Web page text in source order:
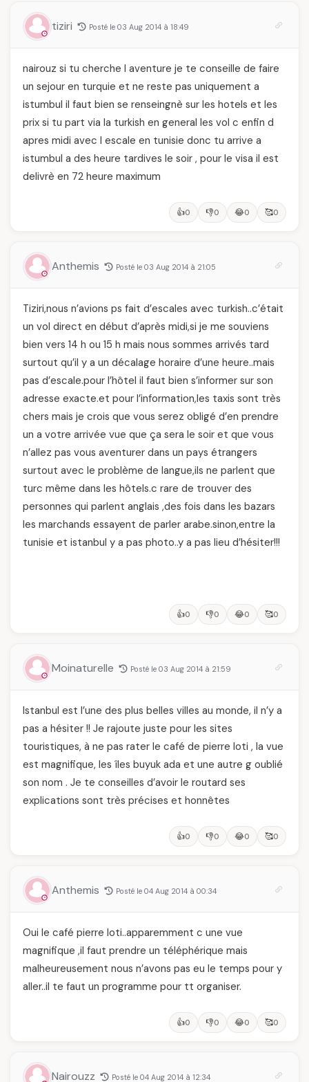
tiziri Posté le 03 Aug 2014 à 18:49
nairouz si tu cherche l aventure je te conseille de faire
un sejour en turquie et ne reste pas uniquement a
istumbul il faut bien se renseingnè sur les hotels et les
prix si tu part via la turkish en general les vol c enfin d
apres midi avec l escale en tunisie donc tu arrive a
istumbul a des heure tardives le soir , pour le visa il est
delivrè en 72 heure maximum
👍0 👎0 😂0 🥰0
Anthemis Posté le 03 Aug 2014 à 21:05
Tiziri,nous n’avions ps fait d’escales avec turkish..c’était
un vol direct en début d’après midi,si je me souviens
bien vers 14 h ou 15 h mais nous sommes arrivés tard
surtout qu’il y a un décalage horaire d’une heure..mais
pas d’escale.pour l’hôtel il faut bien s’informer sur son
adresse exacte.et pour l’information,les taxis sont très
chers mais je crois que vous serez obligé d’en prendre
un a votre arrivée vue que ça sera le soir et que vous
n’allez pas vous aventurer dans un pays étrangers
surtout avec le problème de langue,ils ne parlent que
turc même dans les hôtels.c rare de trouver des
personnes qui parlent anglais ,des fois dans les bazars
les marchands essayent de parler arabe.sinon,entre la
tunisie et istanbul y a pas photo..y a pas lieu d’hésiter!!!
👍0 👎0 😂0 🥰0
Moinaturelle Posté le 03 Aug 2014 à 21:59
Istanbul est l’une des plus belles villes au monde, il n’y a
pas a hésiter !! Je rajoute juste pour les sites
touristiques, à ne pas rater le café de pierre loti , la vue
est magnifique, les îles buyuk ada et une autre g oublié
son nom . Je te conseilles d’avoir le routard ses
explications sont très précises et honnêtes
👍0 👎0 😂0 🥰0
Anthemis Posté le 04 Aug 2014 à 00:34
Oui le café pierre loti..apparemment c une vue
magnifique ,il faut prendre un téléphérique mais
malheureusement nous n’avons pas eu le temps pour y
aller..il te faut un programme pour tt organiser.
👍0 👎0 😂0 🥰0
Nairouzz Posté le 04 Aug 2014 à 12:34